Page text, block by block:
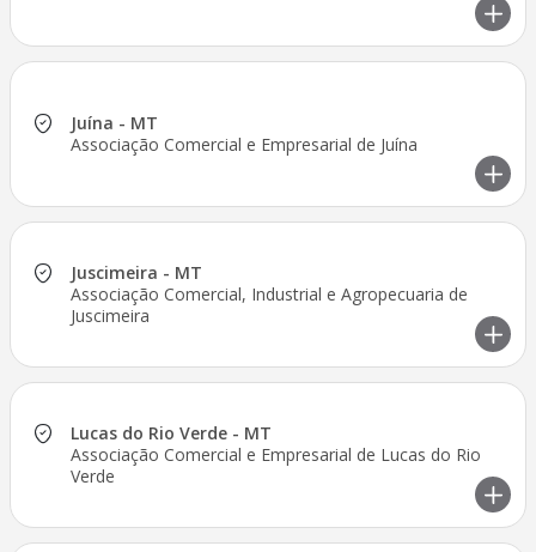
Juína - MT
Associação Comercial e Empresarial de Juína
Juscimeira - MT
Associação Comercial, Industrial e Agropecuaria de
Juscimeira
Lucas do Rio Verde - MT
Associação Comercial e Empresarial de Lucas do Rio
Verde